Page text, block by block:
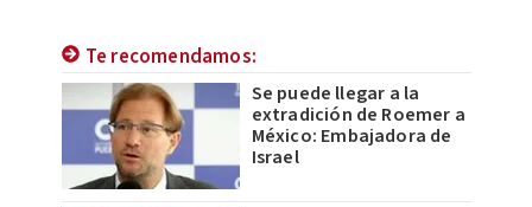
Te recomendamos:
Se puede llegar a la
extradición de Roemer a
México: Embajadora de
Israel